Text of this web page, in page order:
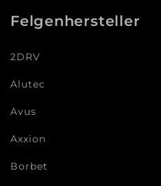
Felgenhersteller
2DRV
Alutec
Avus
Axxion
Borbet